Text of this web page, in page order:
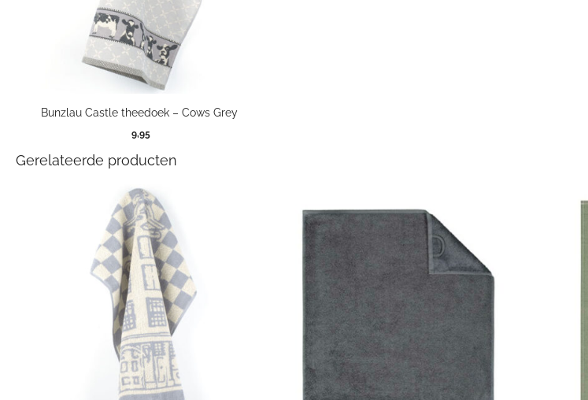
Bunzlau Castle theedoek – Cows Grey
9,95
Gerelateerde producten